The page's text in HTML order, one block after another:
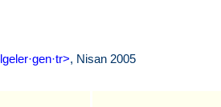
, Nisan 2005